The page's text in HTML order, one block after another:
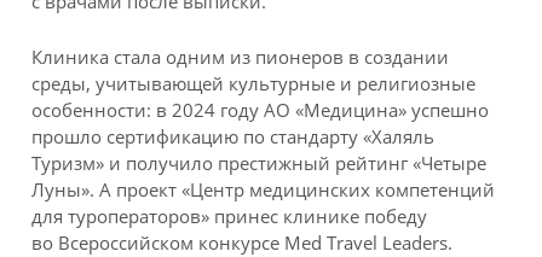
Клиника стала одним из пионеров в создании
среды, учитывающей культурные и религиозные
особенности: в 2024 году АО «Медицина» успешно
прошло сертификацию по стандарту «Халяль
Туризм» и получило престижный рейтинг «Четыре
Луны». А проект «Центр медицинских компетенций
для туроператоров» принес клинике победу
во Всероссийском конкурсе Med Travel Leaders.